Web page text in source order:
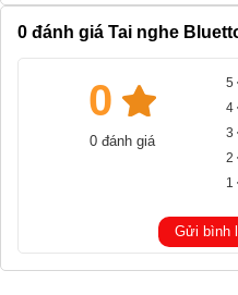
0 đánh giá Tai nghe
0
0 đánh giá
5
4
3
2
1
Gửi bình